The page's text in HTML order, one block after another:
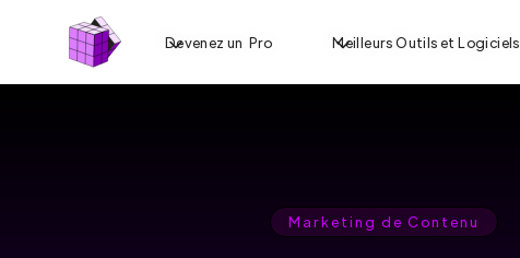
Devenez un Pro Meilleurs Outils et Logiciels
Marketing de Contenu